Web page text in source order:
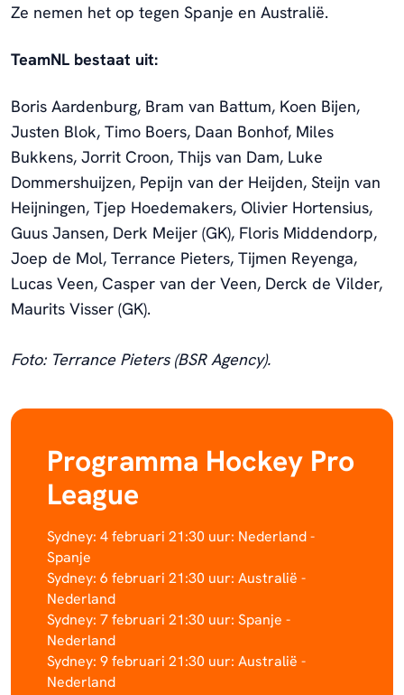
Ze nemen het op tegen Spanje en Australië.
TeamNL bestaat uit:
Boris Aardenburg, Bram van Battum, Koen Bijen,
Justen Blok, Timo Boers, Daan Bonhof, Miles
Bukkens, Jorrit Croon, Thijs van Dam, Luke
Dommershuijzen, Pepijn van der Heijden, Steijn van
Heijningen, Tjep Hoedemakers, Olivier Hortensius,
Guus Jansen, Derk Meijer (GK), Floris Middendorp,
Joep de Mol, Terrance Pieters, Tijmen Reyenga,
Lucas Veen, Casper van der Veen, Derck de Vilder,
Maurits Visser (GK).
Foto: Terrance Pieters (BSR Agency).
Programma Hockey Pro
League
Sydney: 4 februari 21:30 uur: Nederland -
Spanje
Sydney: 6 februari 21:30 uur: Australië -
Nederland
Sydney: 7 februari 21:30 uur: Spanje -
Nederland
Sydney: 9 februari 21:30 uur: Australië -
Nederland